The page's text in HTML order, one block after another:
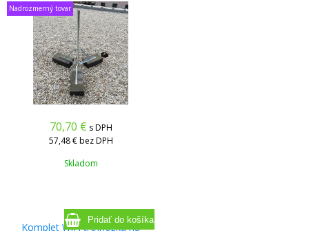
Nadrozmerný tovar
70,70 € s DPH
57,48 € bez DPH
Skladom
Komplet WiFi trojnožka na